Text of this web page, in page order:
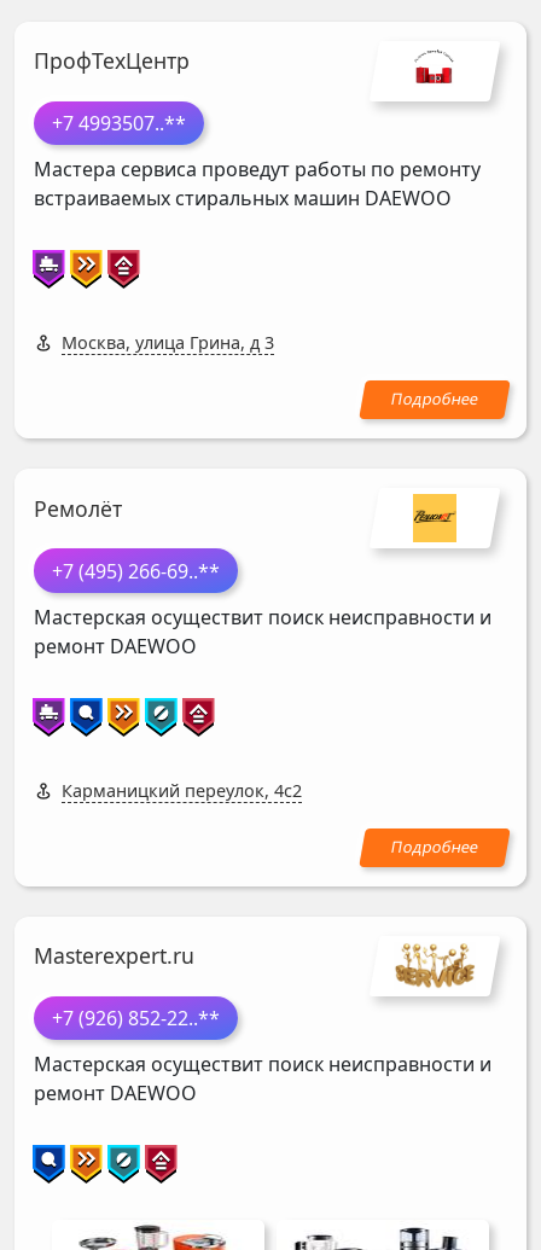
ПрофТехЦентр
+7 4993507..**
Мастера сервиса проведут работы по ремонту
встраиваемых стиральных машин DAEWOO
Москва, улица Грина, д 3
Ремолёт
+7 (495) 266-69..**
Мастерская осуществит поиск неисправности и
ремонт DAEWOO
Карманицкий переулок, 4с2
Masterexpert.ru
+7 (926) 852-22..**
Мастерская осуществит поиск неисправности и
ремонт DAEWOO